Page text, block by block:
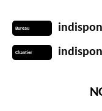
Bureau
Chantier